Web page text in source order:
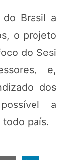
Brasil a
o projeto
do Sesi
e,
dos
a
todo país.